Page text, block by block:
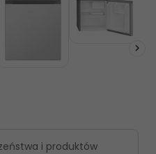
i produktów